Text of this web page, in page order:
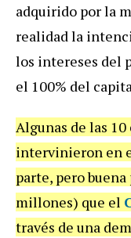
adquirido por la
realidad la
los intereses del
el 100% del
Algunas de las
intervinieron en
parte, pero buena
millones) que el
través de una